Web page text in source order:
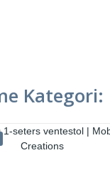
Kategori: